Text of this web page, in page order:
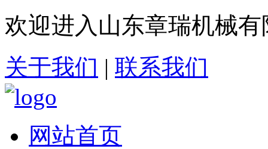
欢迎进入山东章瑞机械
关于我们 | 联系我们
网站首页